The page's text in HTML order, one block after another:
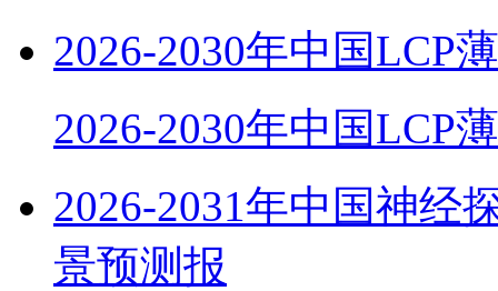
2026-2030年中国LCP
2026-2030年中国LCP
2026-2031年中国神经
景预测报